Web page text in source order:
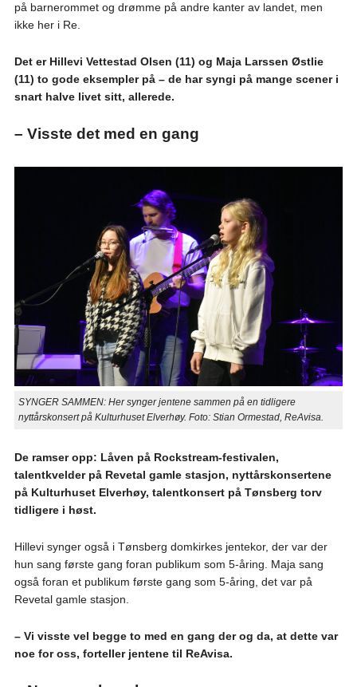
på barnerommet og drømme på andre kanter av landet, men
ikke her i Re.
Det er Hillevi Vettestad Olsen (11) og Maja Larssen Østlie
(11) to gode eksempler på – de har syngi på mange scener i
snart halve livet sitt, allerede.
– Visste det med en gang
SYNGER SAMMEN: Her synger jentene sammen på en tidligere
nyttårskonsert på Kulturhuset Elverhøy. Foto: Stian Ormestad, ReAvisa.
De ramser opp: Låven på Rockstream-festivalen,
talentkvelder på Revetal gamle stasjon, nyttårskonsertene
på Kulturhuset Elverhøy, talentkonsert på Tønsberg torv
tidligere i høst.
Hillevi synger også i Tønsberg domkirkes jentekor, der var der
hun sang første gang foran publikum som 5-åring. Maja sang
også foran et publikum første gang som 5-åring, det var på
Revetal gamle stasjon.
– Vi visste vel begge to med en gang der og da, at dette var
noe for oss, forteller jentene til ReAvisa.